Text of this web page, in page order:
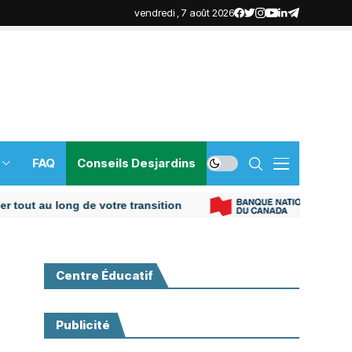
vendredi , 7 août 2026
FAQ Conseils Desjardins
long de votre transition
Centre Éducatif
Publicité